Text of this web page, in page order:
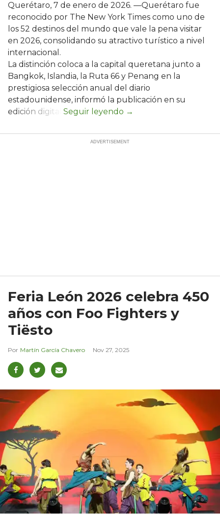
Querétaro, 7 de enero de 2026. —Querétaro fue
reconocido por The New York Times como uno de
los 52 destinos del mundo que vale la pena visitar
en 2026, consolidando su atractivo turístico a nivel
internacional.
La distinción coloca a la capital queretana junto a
Bangkok, Islandia, la Ruta 66 y Penang en la
prestigiosa selección anual del diario
estadounidense, informó la publicación en su
edición digital.
Feria León 2026 celebra 450
años con Foo Fighters y
Tiësto
Martín García Chavero Nov 27, 2025